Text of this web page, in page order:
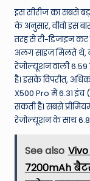
इस सीरीज का सबसे
के अनुसार, वीवो इस
तरह से री-डिजाइन कर
अलग साइज मिलते थे,
रेजोल्यूशन वाली
है। इसके विपरीत,
X500 Pro में 6.31
सकती है। सबसे
रेजोल्यूशन के साथ
See also
7200mAh